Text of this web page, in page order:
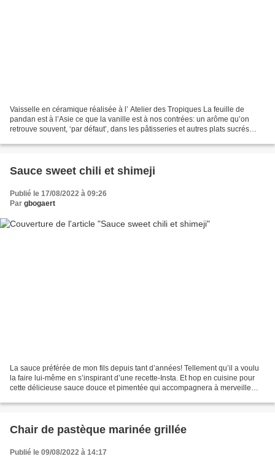
Vaisselle en céramique réalisée à l’ Atelier des Tropiques La feuille de
pandan est à l’Asie ce que la vanille est à nos contrées: un arôme qu’on
retrouve souvent, ‘par défaut’, dans les pâtisseries et autres plats sucrés
Sauce sweet chili et shimeji
Publié le 17/08/2022 à 09:26
Par gbogaert
La sauce préférée de mon fils depuis tant d’années! Tellement qu’il a voulu
la faire lui-même en s’inspirant d’une recette-Insta. Et hop en cuisine pour
cette délicieuse sauce douce et pimentée qui accompagnera à merveille
Chair de pastèque marinée grillée
Publié le 09/08/2022 à 14:17